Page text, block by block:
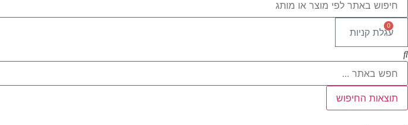
0
עגלת קניות
Search
...
תוצאות החיפוש